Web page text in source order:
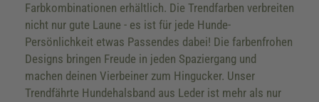
Farbkombinationen erhältlich. Die Trendfarben verbreiten
nicht nur gute Laune - es ist für jede Hunde-
Persönlichkeit etwas Passendes dabei! Die farbenfrohen
Designs bringen Freude in jeden Spaziergang und
machen deinen Vierbeiner zum Hingucker. Unser
Trendfährte Hundehalsband aus Leder ist mehr als nur